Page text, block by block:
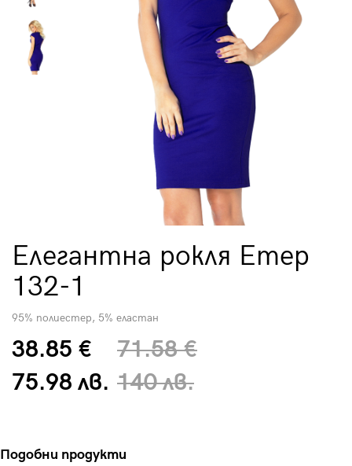
Елегантна рокля Етер
132-1
95% полиестер, 5% еластан
38.85 €
75.98 лв.
71.58 €
140 лв.
Подобни продукти